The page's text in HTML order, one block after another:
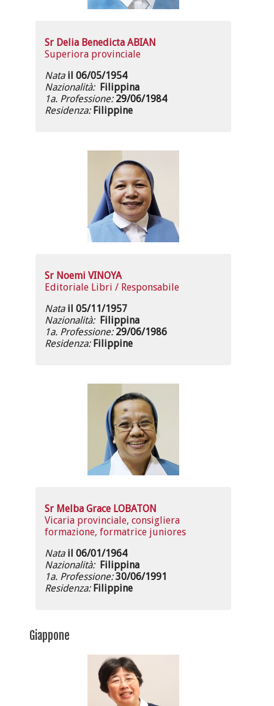
Sr Delia Benedicta ABIAN
Superiora provinciale
Nata il 06/05/1954
Nazionalità: Filippina
1a. Professione: 29/06/1984
Residenza: Filippine
Sr Noemi VINOYA
Editoriale Libri / Responsabile
Nata il 05/11/1957
Nazionalità: Filippina
1a. Professione: 29/06/1986
Residenza: Filippine
Sr Melba Grace LOBATON
Vicaria provinciale, consigliera
formazione, formatrice juniores
Nata il 06/01/1964
Nazionalità: Filippina
1a. Professione:30/06/1991
Residenza: Filippine
Giappone